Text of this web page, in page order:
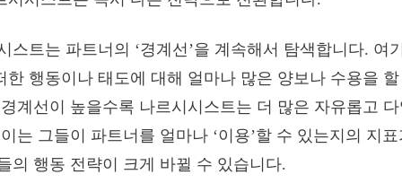
스트는 파트너의 ‘경계선’을 계속해서 탐색합니다. 여
한 행동이나 태도에 대해 얼마나 많은 양보나 수용을
계선이 높을수록 나르시시스트는 더 많은 자유롭고
는 그들이 파트너를 얼마나 ‘이용’할 수 있는지의 지
의 행동 전략이 크게 바뀔 수 있습니다.